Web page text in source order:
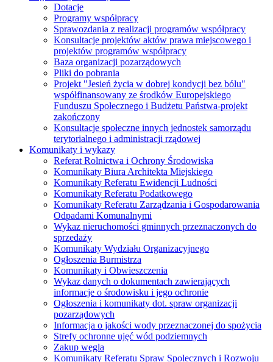
Dotacje
Programy współpracy
Sprawozdania z realizacji programów współpracy
Konsultacje projektów aktów prawa miejscowego i
projektów programów współpracy
Baza organizacji pozarządowych
Pliki do pobrania
Projekt "Jesień życia w dobrej kondycji bez bólu"
współfinansowany ze środków Europejskiego
Funduszu Społecznego i Budżetu Państwa-projekt
zakończony
Konsultacje społeczne innych jednostek samorządu
terytorialnego i administracji rządowej
Komunikaty i wykazy
Referat Rolnictwa i Ochrony Środowiska
Komunikaty Biura Architekta Miejskiego
Komunikaty Referatu Ewidencji Ludności
Komunikaty Referatu Podatkowego
Komunikaty Referatu Zarządzania i Gospodarowania
Odpadami Komunalnymi
Wykaz nieruchomości gminnych przeznaczonych do
sprzedaży
Komunikaty Wydziału Organizacyjnego
Ogłoszenia Burmistrza
Komunikaty i Obwieszczenia
Wykaz danych o dokumentach zawierających
informacje o środowisku i jego ochronie
Ogłoszenia i komunikaty dot. spraw organizacji
pozarządowych
Informacja o jakości wody przeznaczonej do spożycia
Strefy ochronne ujęć wód podziemnych
Zakup węgla
Komunikaty Referatu Spraw Spolecznych i Rozwoju